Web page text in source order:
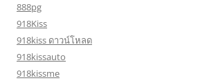
888pg
918Kiss
918kiss ดาวน์โหลด
918kissauto
918kissme